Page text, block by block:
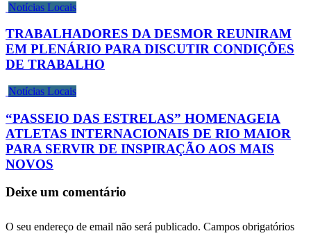
Notícias Locais
TRABALHADORES DA DESMOR REUNIRAM
EM PLENÁRIO PARA DISCUTIR CONDIÇÕES
DE TRABALHO
Notícias Locais
“PASSEIO DAS ESTRELAS” HOMENAGEIA
ATLETAS INTERNACIONAIS DE RIO MAIOR
PARA SERVIR DE INSPIRAÇÃO AOS MAIS
NOVOS
Deixe um comentário
O seu endereço de email não será publicado. Campos obrigatórios